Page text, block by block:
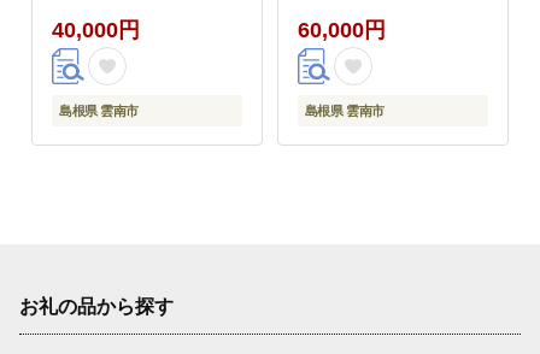
も肉 島根県雲南市/鴨専
門店カナール
[AIDC008]
40,000円
島根県 雲南市
も肉 島根県雲南市/鴨専
門店カナール
[AIDC009]
60,000円
島根県 雲南市
お礼の品から探す